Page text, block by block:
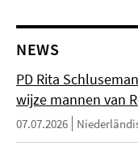
NEWS
PD Rita
wijze mannen van
07.07.2026